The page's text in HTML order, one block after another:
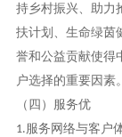
持乡村振兴、助力
扶计划、生命绿茵
誉和公益贡献使得
户选择的重要因素。
（四）服务优
1. 服务网络与客户